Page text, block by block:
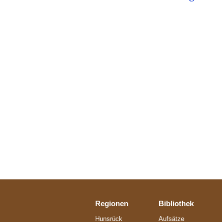
Regionen
Hunsrück
Bibliothek
Aufsätze